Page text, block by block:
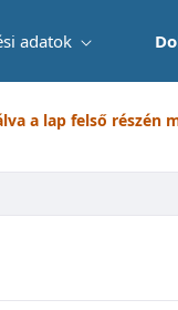
adatok
a lap felső